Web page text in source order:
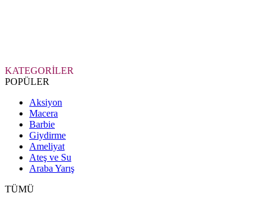
KATEGORİLER
POPÜLER
Aksiyon
Macera
Barbie
Giydirme
Ameliyat
Ateş ve Su
Araba Yarış
TÜMÜ